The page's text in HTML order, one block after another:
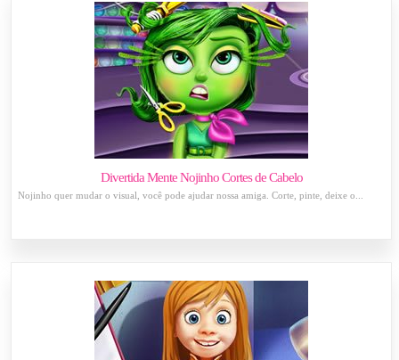
Divertida Mente Nojinho Cortes de Cabelo
Nojinho quer mudar o visual, você pode ajudar nossa amiga. Corte, pinte, deixe o...